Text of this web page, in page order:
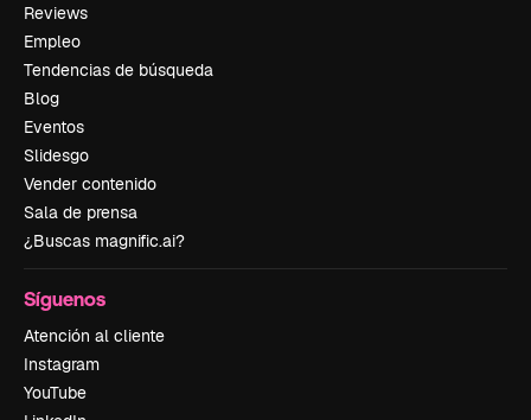
Reviews
Empleo
Tendencias de búsqueda
Blog
Eventos
Slidesgo
Vender contenido
Sala de prensa
¿Buscas magnific.ai?
Síguenos
Atención al cliente
Instagram
YouTube